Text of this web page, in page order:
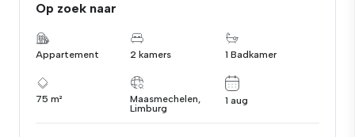
Op zoek naar
Appartement 2 kamers 1 Badkamer
75 m²
Maasmechelen,
Limburg
1 aug